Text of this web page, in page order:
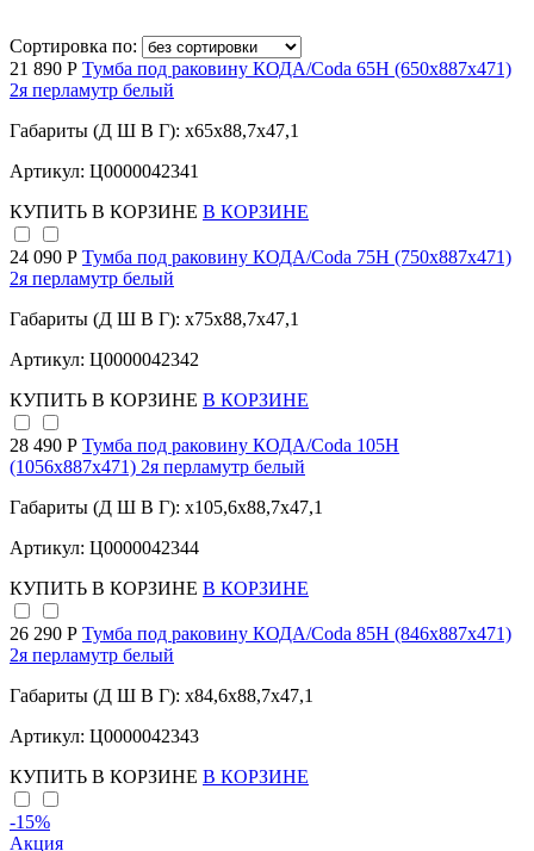
Сортировка по:
21 890 Р Тумба под раковину КОДА/Coda 65Н (650х887х471)
2я перламутр белый
Габариты (Д Ш В Г): x65x88,7x47,1
Артикул: Ц0000042341
КУПИТЬ В КОРЗИНЕ В КОРЗИНЕ
24 090 Р Тумба под раковину КОДА/Coda 75Н (750х887х471)
2я перламутр белый
Габариты (Д Ш В Г): x75x88,7x47,1
Артикул: Ц0000042342
КУПИТЬ В КОРЗИНЕ В КОРЗИНЕ
28 490 Р Тумба под раковину КОДА/Coda 105Н
(1056х887х471) 2я перламутр белый
Габариты (Д Ш В Г): x105,6x88,7x47,1
Артикул: Ц0000042344
КУПИТЬ В КОРЗИНЕ В КОРЗИНЕ
26 290 Р Тумба под раковину КОДА/Coda 85Н (846х887х471)
2я перламутр белый
Габариты (Д Ш В Г): x84,6x88,7x47,1
Артикул: Ц0000042343
КУПИТЬ В КОРЗИНЕ В КОРЗИНЕ
-15%
Акция